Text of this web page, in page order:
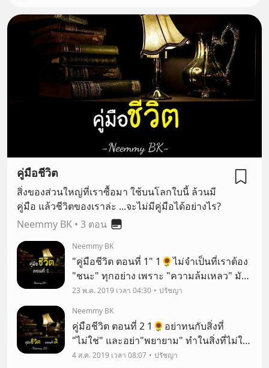
คู่มือชีวิต
สิ่งของส่วนใหญ่ที่เราซื้อมา ใช้บนโลกใบนี้ ล้วนมี
คู่มือ แล้วชีวิตของเราล่ะ ...จะไม่มีคู่มือได้อย่างไร?
Neemmy BK • 3 ตอน
Neemmy BK
"คู่มือชีวิต ตอนที่ 1" 1🌻ไม่จำเป็นที่เราต้อง
"ชนะ" ทุกอย่าง เพราะ "ความล้มเหลว" มัก
สอนให้เรา "เติบโต" เสมอ .
23 พ.ค. 2019 เวลา 04:30
ปรัชญา
Neemmy BK
คู่มือชีวิต ตอนที่ 2 1🌻อย่าทนกับสิ่งที่
"ไม่ใช่" และอย่า"พยายาม" ทำในสิ่งที่ไม่ใช่
"เป้าหมาย" หรือ "ความต้องการ" ของเรา
4 ส.ค. 2019 เวลา 08:07 ปรัชญา